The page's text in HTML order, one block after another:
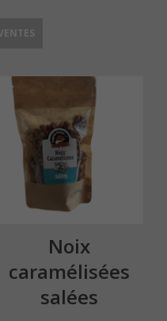
Noix
caramélisées
salées